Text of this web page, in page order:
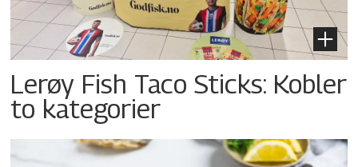
Lerøy Fish Taco Sticks: Kobler
to kategorier